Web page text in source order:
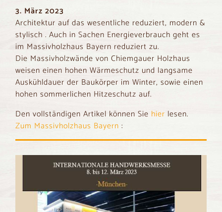
3. März 2023
Architektur auf das wesentliche reduziert, modern &
stylisch . Auch in Sachen Energieverbrauch geht es
im Massivholzhaus Bayern reduziert zu.
Die Massivholzwände von Chiemgauer Holzhaus
weisen einen hohen Wärmeschutz und langsame
Auskühldauer der Baukörper im Winter, sowie einen
hohen sommerlichen Hitzeschutz auf.
Den vollständigen Artikel können Sie hier lesen.
Zum Massivholzhaus Bayern :